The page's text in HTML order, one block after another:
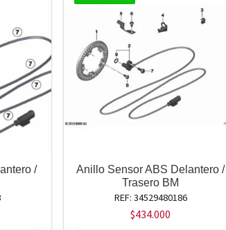
/
Anillo Sensor ABS Delantero /
Trasero BM
REF: 34529480186
$434.000